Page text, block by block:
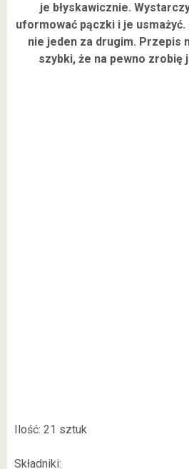
je błyskawicznie.
uformować pączki i je
nie jeden za drugim. Przepis
szybki, że na pewno zrobię
Ilość: 21 sztuk
Składniki: